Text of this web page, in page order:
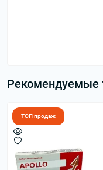
Рекомендуемые
ТОП продаж